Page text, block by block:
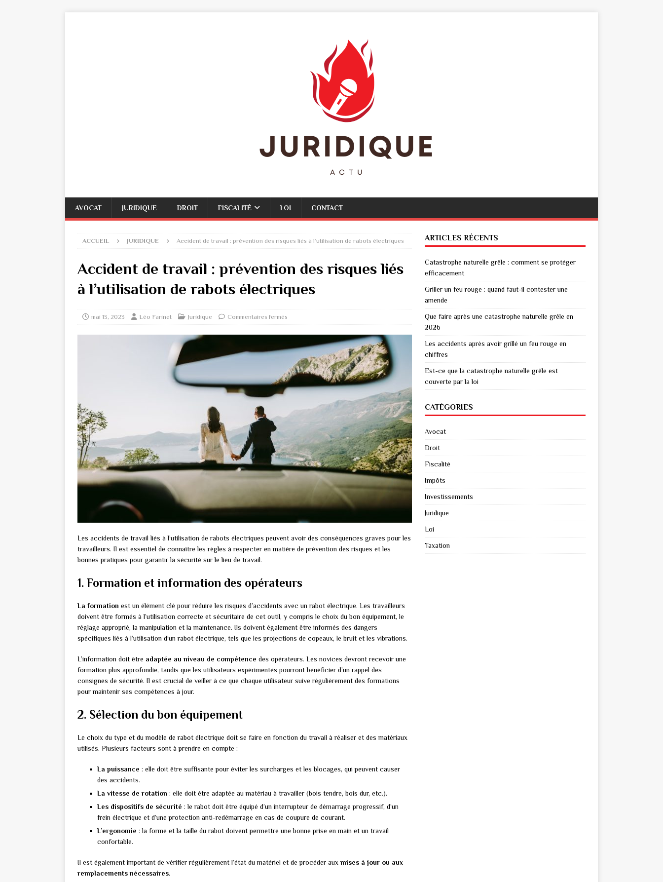
AVOCAT JURIDIQUE DROIT FISCALITÉ LOI CONTACT
ACCUEIL JURIDIQUE Accident de travail : prévention des risques liés à l’utilisation de rabots électriques
Accident de travail : prévention des risques liés
à l’utilisation de rabots électriques
mai 13, 2023 Léo Farinet Juridique Commentaires fermés
Les accidents de travail liés à l’utilisation de rabots électriques peuvent avoir des conséquences graves pour les
travailleurs. Il est essentiel de connaître les règles à respecter en matière de prévention des risques et les
bonnes pratiques pour garantir la sécurité sur le lieu de travail.
1. Formation et information des opérateurs
La formation est un élément clé pour réduire les risques d’accidents avec un rabot électrique. Les travailleurs
doivent être formés à l’utilisation correcte et sécuritaire de cet outil, y compris le choix du bon équipement, le
réglage approprié, la manipulation et la maintenance. Ils doivent également être informés des dangers
spécifiques liés à l’utilisation d’un rabot électrique, tels que les projections de copeaux, le bruit et les vibrations.
L’information doit être adaptée au niveau de compétence des opérateurs. Les novices devront recevoir une
formation plus approfondie, tandis que les utilisateurs expérimentés pourront bénéficier d’un rappel des
consignes de sécurité. Il est crucial de veiller à ce que chaque utilisateur suive régulièrement des formations
pour maintenir ses compétences à jour.
2. Sélection du bon équipement
Le choix du type et du modèle de rabot électrique doit se faire en fonction du travail à réaliser et des matériaux
utilisés. Plusieurs facteurs sont à prendre en compte :
La puissance : elle doit être suffisante pour éviter les surcharges et les blocages, qui peuvent causer
des accidents.
La vitesse de rotation : elle doit être adaptée au matériau à travailler (bois tendre, bois dur, etc.).
Les dispositifs de sécurité : le rabot doit être équipé d’un interrupteur de démarrage progressif, d’un
frein électrique et d’une protection anti-redémarrage en cas de coupure de courant.
L’ergonomie : la forme et la taille du rabot doivent permettre une bonne prise en main et un travail
confortable.
Il est également important de vérifier régulièrement l’état du matériel et de procéder aux mises à jour ou aux
remplacements nécessaires.
ARTICLES RÉCENTS
Catastrophe naturelle grêle : comment se protéger
efficacement
Griller un feu rouge : quand faut-il contester une
amende
Que faire après une catastrophe naturelle grêle en
2026
Les accidents après avoir grillé un feu rouge en
chiffres
Est-ce que la catastrophe naturelle grêle est
couverte par la loi
CATÉGORIES
Avocat
Droit
Fiscalité
Impôts
Investissements
Juridique
Loi
Taxation